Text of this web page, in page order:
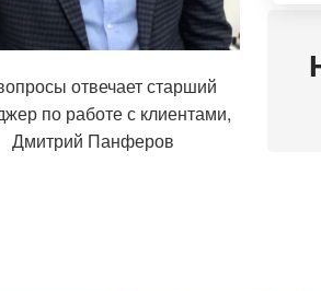
отвечает старший
по работе с клиентами,
Дмитрий Панферов